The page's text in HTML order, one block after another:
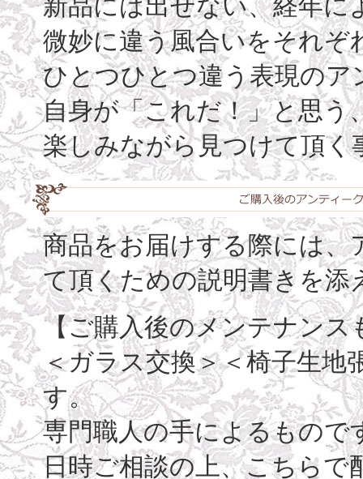
新品には出せない、経年に
微妙に違う風合いをそれぞ
ひとつひとつ違う表現の
自身が「これだ！」と思う
楽しみながら見つけて頂く
商品をお届けする際には、
て頂くための説明書きを添
【ご購入後のメンテナンス
＜ガラス交換＞＜椅子生地
す。
専門職人の手によるもので
日時ご相談の上、こちらで